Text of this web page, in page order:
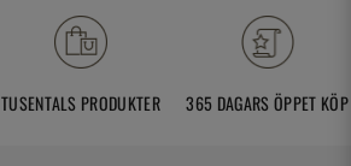
TUSENTALS PRODUKTER 365 DAGARS ÖPPET KÖP